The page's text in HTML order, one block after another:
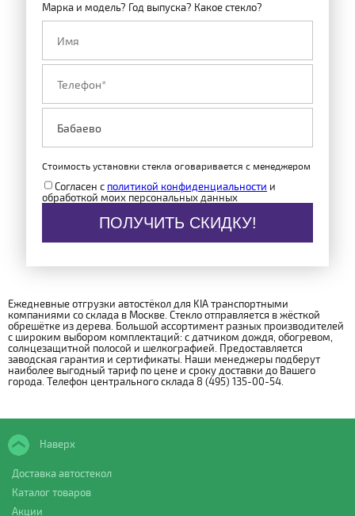
Марка и модель? Год выпуска? Какое стекло?
Стоимость установки стекла оговаривается с менеджером
Согласен с политикой конфиденциальности и
обработкой моих персональных данных
ПОЛУЧИТЬ СКИДКУ!
Ежедневные отгрузки автостёкол для KIA транспортными
компаниями со склада в Москве. Стекло отправляется в жёсткой
обрешётке из дерева. Большой ассортимент разных производителей
с широким выбором комплектаций: с датчиком дождя, обогревом,
солнцезащитной полосой и шелкографией. Предоставляется
заводская гарантия и сертификаты. Наши менеджеры подберут
наиболее выгодный тариф по цене и сроку доставки до Вашего
города. Телефон центрального склада 8 (495) 135-00-54.
Наверх
Доставка автостекол
Каталог товаров
Акции